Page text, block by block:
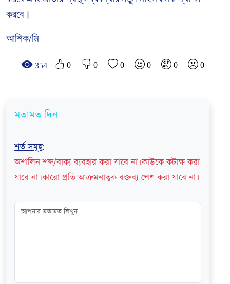
করবে।
আশিক/মি
354 0 0 0 0 0 0
মতামত দিন
শর্ত সমূহ:
অশালিন শব্দ/বাক্য ব্যবহার করা যাবে না। কাউকে কটাক্ষ করা
যাবে না। কারো প্রতি আক্রমনাত্বক বক্তব্য পেশ করা যাবে না।